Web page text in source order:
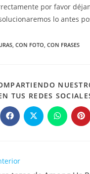
por favor
lo antes
, CON FOTO, CON FRASES
TUS REDES
Se
abre
Se
abre
Se
abre
Se